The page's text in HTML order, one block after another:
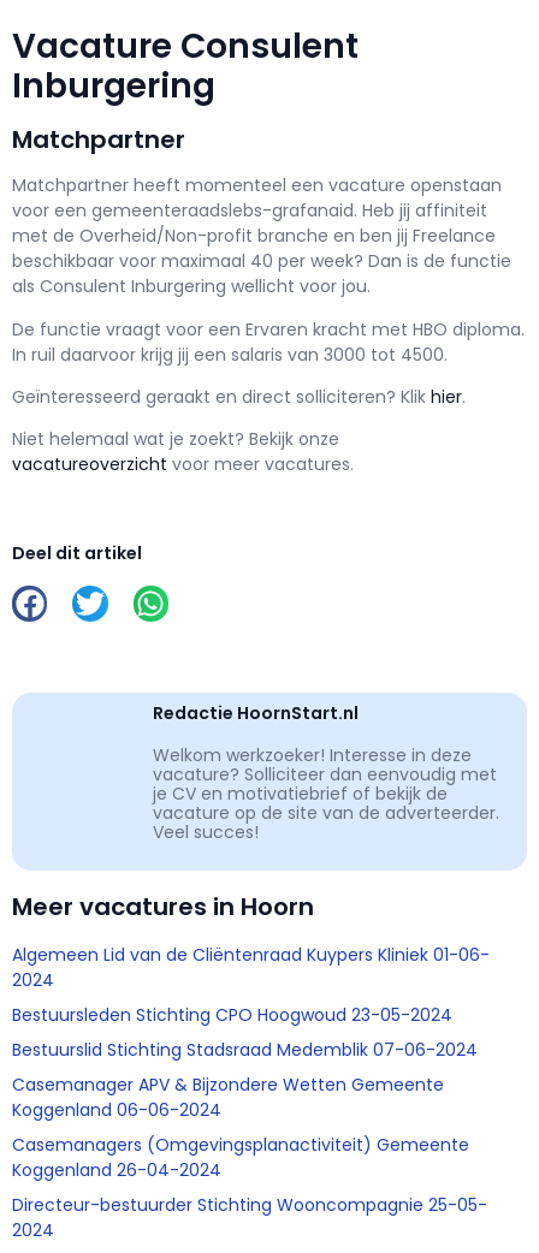
Vacature Consulent
Inburgering
Matchpartner
Matchpartner heeft momenteel een vacature openstaan
voor een gemeenteraadslebs-grafanaid. Heb jij affiniteit
met de Overheid/Non-profit branche en ben jij Freelance
beschikbaar voor maximaal 40 per week? Dan is de functie
als Consulent Inburgering wellicht voor jou.
De functie vraagt voor een Ervaren kracht met HBO diploma.
In ruil daarvoor krijg jij een salaris van 3000 tot 4500.
Geïnteresseerd geraakt en direct solliciteren? Klik hier.
Niet helemaal wat je zoekt? Bekijk onze
vacatureoverzicht voor meer vacatures.
Deel dit artikel
Redactie HoornStart.nl
Welkom werkzoeker! Interesse in deze
vacature? Solliciteer dan eenvoudig met
je CV en motivatiebrief of bekijk de
vacature op de site van de adverteerder.
Veel succes!
Meer vacatures in Hoorn
Algemeen Lid van de Cliëntenraad Kuypers Kliniek 01-06-
2024
Bestuursleden Stichting CPO Hoogwoud 23-05-2024
Bestuurslid Stichting Stadsraad Medemblik 07-06-2024
Casemanager APV & Bijzondere Wetten Gemeente
Koggenland 06-06-2024
Casemanagers (Omgevingsplanactiviteit) Gemeente
Koggenland 26-04-2024
Directeur-bestuurder Stichting Wooncompagnie 25-05-
2024